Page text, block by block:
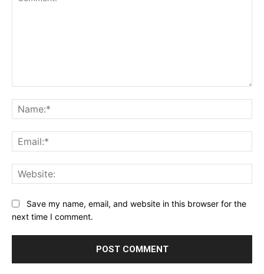
Save my name, email, and website in this browser for the
next time I comment.